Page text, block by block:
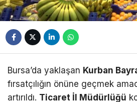
Bursa’da yaklaşan Kurban
fırsatçılığın önüne geçmek
artırıldı. Ticaret İl Müdürlüğü